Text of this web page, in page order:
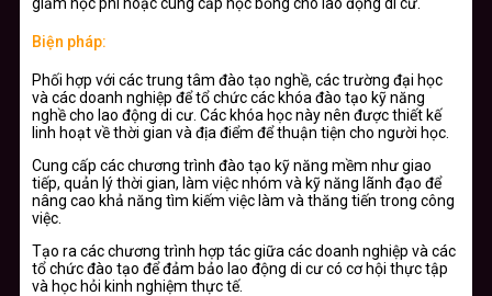
giảm học phí hoặc cung cấp học bổng cho lao động di cư.
Biện pháp:
Phối hợp với các trung tâm đào tạo nghề, các trường đại học
và các doanh nghiệp để tổ chức các khóa đào tạo kỹ năng
nghề cho lao động di cư. Các khóa học này nên được thiết kế
linh hoạt về thời gian và địa điểm để thuận tiện cho người học.
Cung cấp các chương trình đào tạo kỹ năng mềm như giao
tiếp, quản lý thời gian, làm việc nhóm và kỹ năng lãnh đạo để
nâng cao khả năng tìm kiếm việc làm và thăng tiến trong công
việc.
Tạo ra các chương trình hợp tác giữa các doanh nghiệp và các
tổ chức đào tạo để đảm bảo lao động di cư có cơ hội thực tập
và học hỏi kinh nghiệm thực tế.